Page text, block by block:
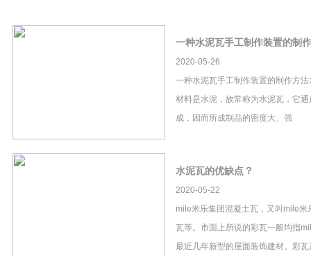
一种水泥瓦手工制作装置的制
2020-05-26
一种水泥瓦手工制作装置的制作方
材料是水泥，故常称为水泥瓦，它
成，因而所成制品的密度大、强
水泥瓦的优缺点？
2020-05-22
mile米乐集团混凝土瓦，又叫mile米
瓦等。市面上所说的彩瓦一般均指
最近几年新型的屋面装饰建材。彩